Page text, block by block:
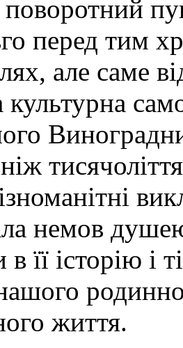
перед тим
але саме
культурна
немов
її історію і
життя.